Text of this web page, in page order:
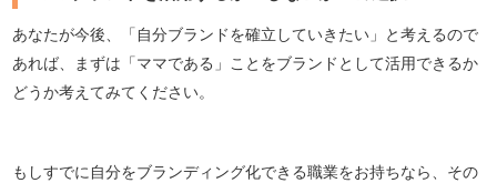
あなたが今後、「自分ブランドを確立していきたい」と考えるので
あれば、まずは「ママである」ことをブランドとして活用できるか
どうか考えてみてください。
もしすでに自分をブランディング化できる職業をお持ちなら、その